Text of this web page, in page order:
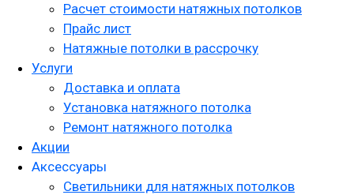
Расчет стоимости натяжных потолков
Прайс лист
Натяжные потолки в рассрочку
Услуги
Доставка и оплата
Установка натяжного потолка
Ремонт натяжного потолка
Акции
Аксессуары
Светильники для натяжных потолков